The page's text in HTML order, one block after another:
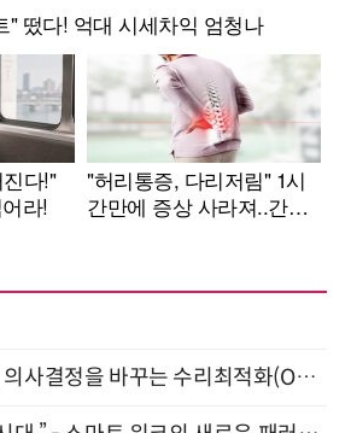
[올쇼TV] AI 시대의 의사결정을 바꾸는 수리최적화(Optimization) 소개 (8/20 생방송)